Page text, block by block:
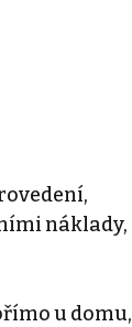
náklady,
u domu,